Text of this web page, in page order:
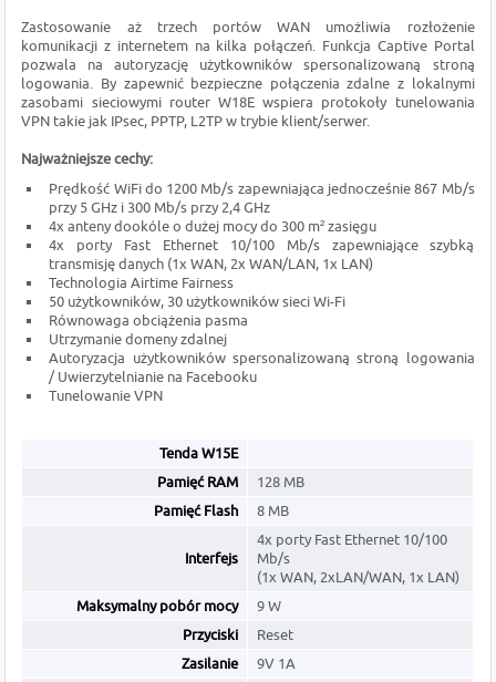
Zastosowanie aż trzech portów WAN umożliwia rozłożenie
komunikacji z internetem na kilka połączeń. Funkcja Captive Portal
pozwala na autoryzację użytkowników spersonalizowaną stroną
logowania. By zapewnić bezpieczne połączenia zdalne z lokalnymi
zasobami sieciowymi router W18E wspiera protokoły tunelowania
VPN takie jak IPsec, PPTP, L2TP w trybie klient/serwer.
Najważniejsze cechy:
Prędkość WiFi do 1200 Mb/s zapewniająca jednocześnie 867 Mb/s
przy 5 GHz i 300 Mb/s przy 2,4 GHz
4x anteny dookóle o dużej mocy do 300 m² zasięgu
4x porty Fast Ethernet 10/100 Mb/s zapewniające szybką
transmisję danych (1x WAN, 2x WAN/LAN, 1x LAN)
Technologia Airtime Fairness
50 użytkowników, 30 użytkowników sieci Wi-Fi
Równowaga obciążenia pasma
Utrzymanie domeny zdalnej
Autoryzacja użytkowników spersonalizowaną stroną logowania
/ Uwierzytelnianie na Facebooku
Tunelowanie VPN
Tenda W15E
Pamięć RAM
128 MB
Pamięć Flash
8 MB
Interfejs
4x porty Fast Ethernet 10/100
Mb/s
(1x WAN, 2xLAN/WAN, 1x LAN)
Maksymalny pobór mocy
9 W
Przyciski
Reset
Zasilanie
9V 1A